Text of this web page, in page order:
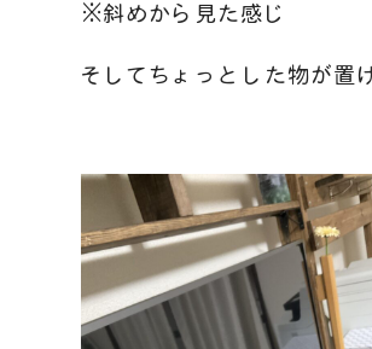
※斜めから見た 感じ
そしてちょっとした物が